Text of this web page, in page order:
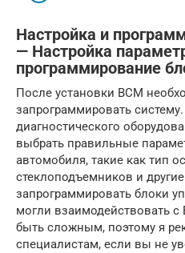
Настройка и
— Настройка
программирование
После установки BCM
запрограммировать
диагностического
выбрать правильные
автомобиля, такие как тип
стеклоподъемников и
запрограммировать блоки
могли взаимодействовать
быть сложным, поэтому я
специалистам, если вы не